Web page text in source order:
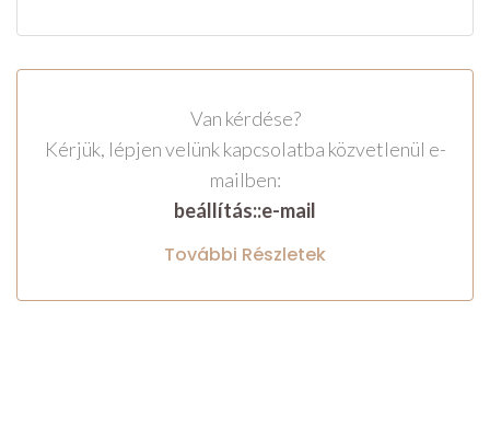
Van kérdése?
Kérjük, lépjen velünk kapcsolatba közvetlenül e-
mailben:
beállítás::e-mail
További Részletek